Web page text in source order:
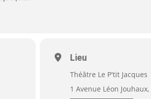
Lieu
Théâtre Le P'tit Jacques
1 Avenue Léon